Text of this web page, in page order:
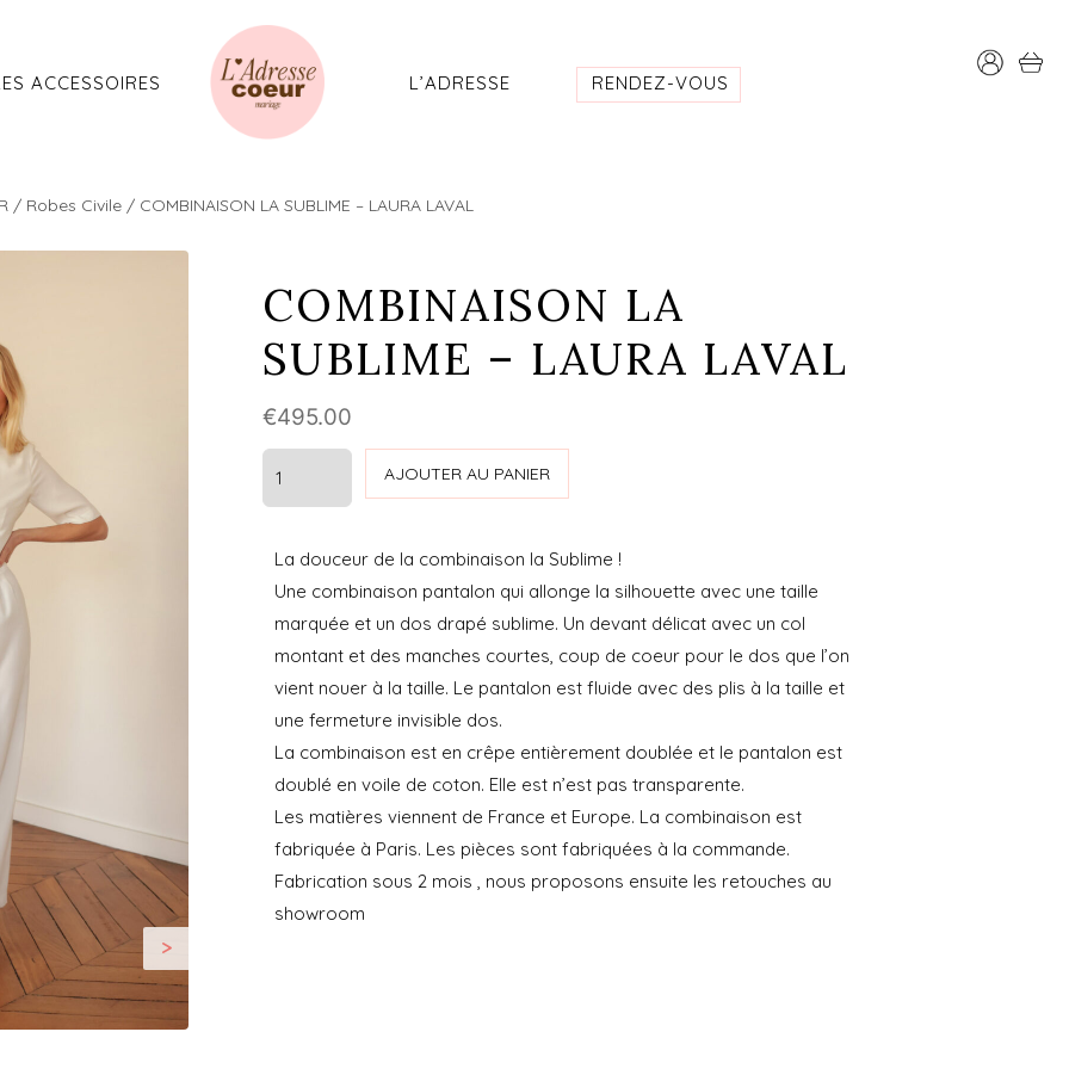
contenu
ACCESSOIRES L’ADRESSE RENDEZ-VOUS
/ Robes Civile / COMBINAISON LA SUBLIME – LAURA LAVAL
>
COMBINAISON LA
SUBLIME – LAURA LAVAL
€495.00
LA
SUBLIME
LAURA
LAVAL
AJOUTER AU PANIER
La douceur de la combinaison la Sublime !
Une combinaison pantalon qui allonge la silhouette avec une taille
marquée et un dos drapé sublime. Un devant délicat avec un col
montant et des manches courtes, coup de coeur pour le dos que l’on
vient nouer à la taille. Le pantalon est fluide avec des plis à la taille et
une fermeture invisible dos.
La combinaison est en crêpe entièrement doublée et le pantalon est
doublé en voile de coton. Elle est n’est pas transparente.
Les matières viennent de France et Europe. La combinaison est
fabriquée à Paris. Les pièces sont fabriquées à la commande.
Fabrication sous 2 mois , nous proposons ensuite les retouches au
showroom